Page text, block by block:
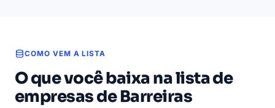
COMO VEM A LISTA
O que você baixa na lista de
empresas de Barreiras